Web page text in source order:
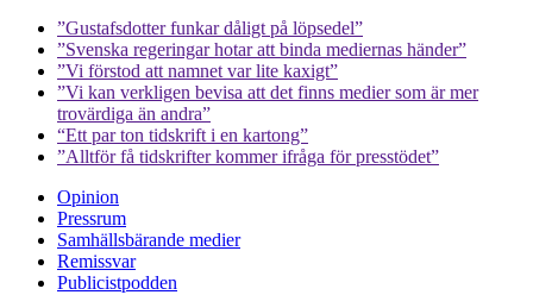
”Gustafsdotter funkar dåligt på löpsedel”
”Svenska regeringar hotar att binda mediernas händer”
”Vi förstod att namnet var lite kaxigt”
”Vi kan verkligen bevisa att det finns medier som är mer
trovärdiga än andra”
“Ett par ton tidskrift i en kartong”
”Alltför få tidskrifter kommer ifråga för presstödet”
Opinion
Pressrum
Samhällsbärande medier
Remissvar
Publicistpodden